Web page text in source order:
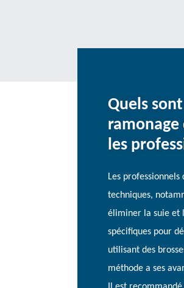
Quels
les
Les
techniques,
éliminer la suie et
spécifiques pour
utilisant des
méthode a ses